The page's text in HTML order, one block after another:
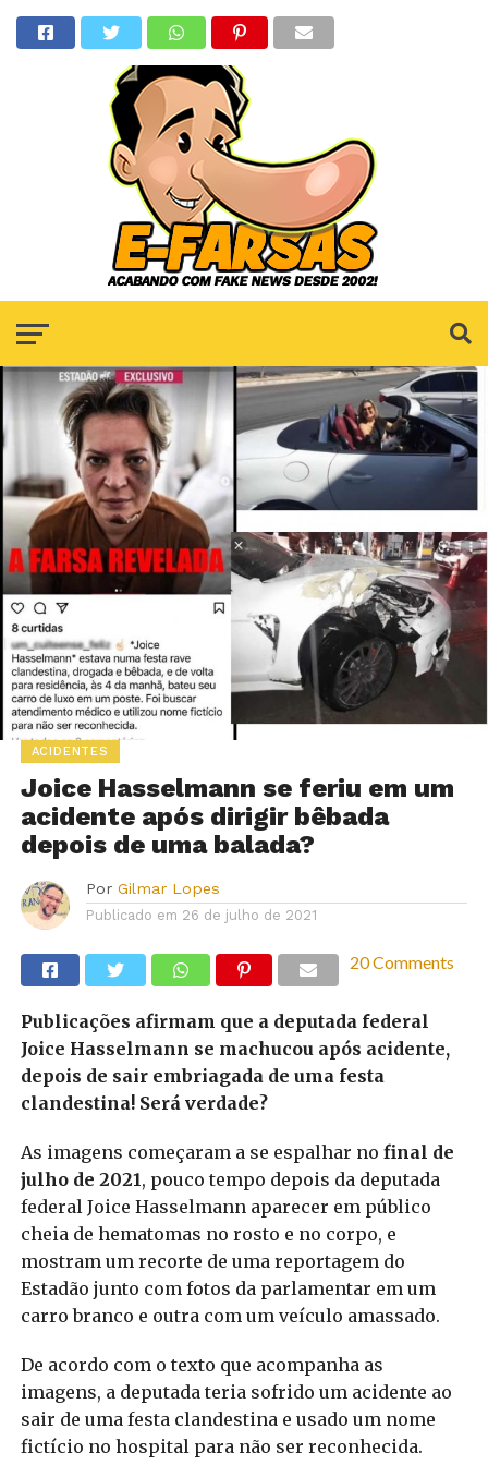
ACIDENTES
Joice Hasselmann se feriu em um
acidente após dirigir bêbada
depois de uma balada?
Por Gilmar Lopes
Publicado em 26 de julho de 2021
20 Comments
Publicações afirmam que a deputada federal
Joice Hasselmann se machucou após acidente,
depois de sair embriagada de uma festa
clandestina! Será verdade?
As imagens começaram a se espalhar no final de
julho de 2021, pouco tempo depois da deputada
federal Joice Hasselmann aparecer em público
cheia de hematomas no rosto e no corpo, e
mostram um recorte de uma reportagem do
Estadão junto com fotos da parlamentar em um
carro branco e outra com um veículo amassado.
De acordo com o texto que acompanha as
imagens, a deputada teria sofrido um acidente ao
sair de uma festa clandestina e usado um nome
fictício no hospital para não ser reconhecida.